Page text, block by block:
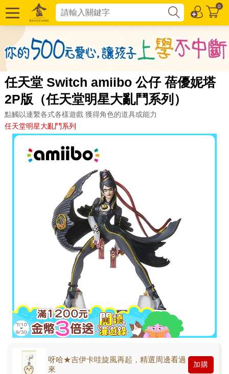
0
任天堂 Switch amiibo 公仔 蓓優妮塔
2P版（任天堂明星大亂鬥系列）
點觸以連繫各式各樣遊戲 獲得角色的道具或能力
任天堂明星大亂鬥系列
呀哈★吉伊卡哇旋風再起，精選周邊看過
來
加購